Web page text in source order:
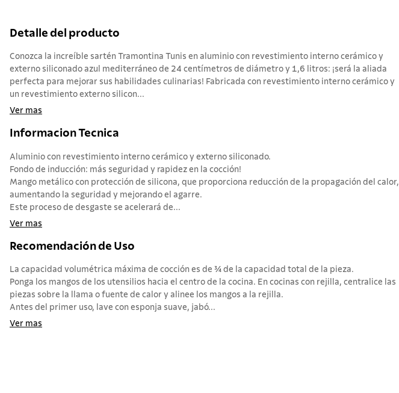
Detalle del producto
Conozca la increíble sartén Tramontina Tunis en aluminio con revestimiento interno cerámico y
externo siliconado azul mediterráneo de 24 centímetros de diámetro y 1,6 litros: ¡será la aliada
perfecta para mejorar sus habilidades culinarias! Fabricada con revestimiento interno cerámico y
un revestimiento externo silicon...
Ver mas
Informacion Tecnica
Aluminio con revestimiento interno cerámico y externo siliconado.
Fondo de inducción: más seguridad y rapidez en la cocción!
Mango metálico con protección de silicona, que proporciona reducción de la propagación del calor,
aumentando la seguridad y mejorando el agarre.
Este proceso de desgaste se acelerará de...
Ver mas
Recomendación de Uso
La capacidad volumétrica máxima de cocción es de ¾ de la capacidad total de la pieza.
Ponga los mangos de los utensilios hacia el centro de la cocina. En cocinas con rejilla, centralice las
piezas sobre la llama o fuente de calor y alinee los mangos a la rejilla.
Antes del primer uso, lave con esponja suave, jabó...
Ver mas